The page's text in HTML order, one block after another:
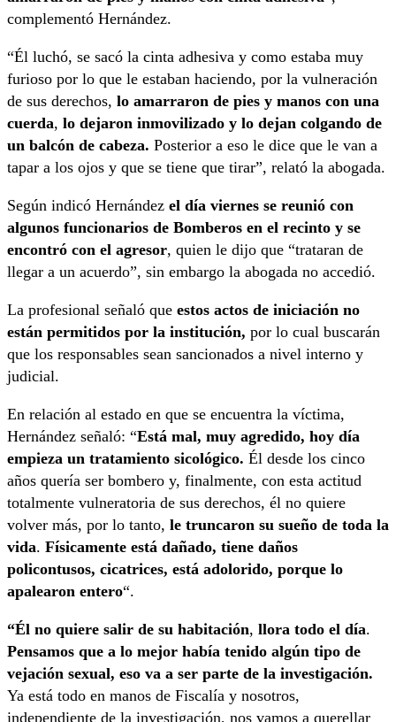
complementó Hernández.
“Él luchó, se sacó la cinta adhesiva y como estaba muy
furioso por lo que le estaban haciendo, por la vulneración
de sus derechos, lo amarraron de pies y manos con una
cuerda, lo dejaron inmovilizado y lo dejan colgando de
un balcón de cabeza. Posterior a eso le dice que le van a
tapar a los ojos y que se tiene que tirar”, relató la abogada.
Según indicó Hernández el día viernes se reunió con
algunos funcionarios de Bomberos en el recinto y se
encontró con el agresor, quien le dijo que “trataran de
llegar a un acuerdo”, sin embargo la abogada no accedió.
La profesional señaló que estos actos de iniciación no
están permitidos por la institución, por lo cual buscarán
que los responsables sean sancionados a nivel interno y
judicial.
En relación al estado en que se encuentra la víctima,
Hernández señaló: “Está mal, muy agredido, hoy día
empieza un tratamiento sicológico. Él desde los cinco
años quería ser bombero y, finalmente, con esta actitud
totalmente vulneratoria de sus derechos, él no quiere
volver más, por lo tanto, le truncaron su sueño de toda la
vida. Físicamente está dañado, tiene daños
policontusos, cicatrices, está adolorido, porque lo
apalearon entero“.
“Él no quiere salir de su habitación, llora todo el día.
Pensamos que a lo mejor había tenido algún tipo de
vejación sexual, eso va a ser parte de la investigación.
Ya está todo en manos de Fiscalía y nosotros,
independiente de la investigación, nos vamos a querellar